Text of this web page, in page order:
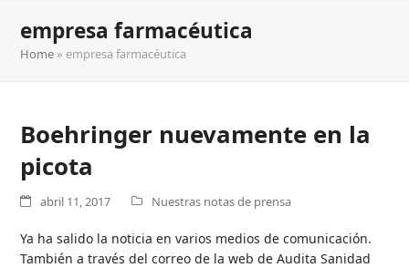
empresa farmacéutica
Home »empresa farmacéutica
Boehringer nuevamente en la
picota
abril 11, 2017 Nuestras notas de prensa
Ya ha salido la noticia en varios medios de comunicación.
También a través del correo de la web de Audita Sanidad